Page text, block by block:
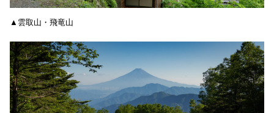
▲雲取山・飛竜山